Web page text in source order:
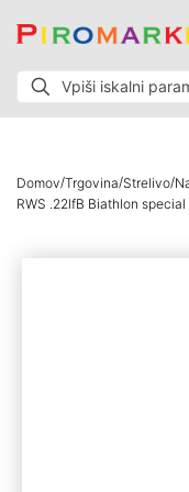
Domov/Trgovina/Strelivo/
RWS .22lfB Biathlon